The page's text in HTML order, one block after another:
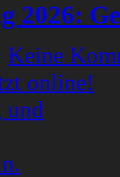
2026:
Keine
online!